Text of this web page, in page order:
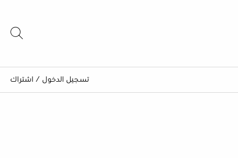
تسجيل الدخول / اشتراك